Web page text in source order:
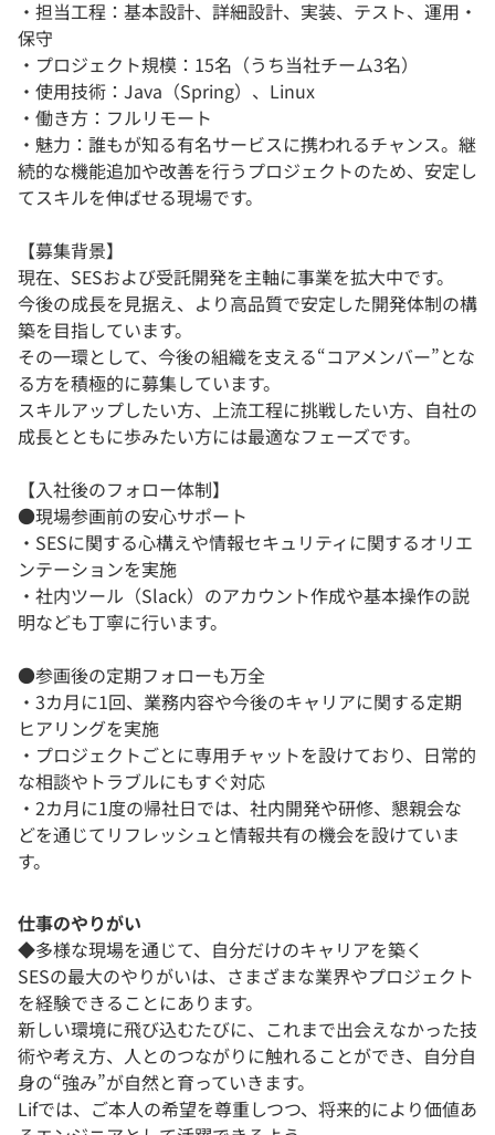
・担当工程：基本設計、詳細設計、実装、テスト、運用・
保守
・プロジェクト規模：15名（うち当社チーム3名）
・使用技術：Java（Spring）、Linux
・働き方：フルリモート
・魅力：誰もが知る有名サービスに携われるチャンス。継
続的な機能追加や改善を行うプロジェクトのため、安定し
てスキルを伸ばせる現場です。
【募集背景】
現在、SESおよび受託開発を主軸に事業を拡大中です。
今後の成長を見据え、より高品質で安定した開発体制の構
築を目指しています。
その一環として、今後の組織を支える“コアメンバー”とな
る方を積極的に募集しています。
スキルアップしたい方、上流工程に挑戦したい方、自社の
成長とともに歩みたい方には最適なフェーズです。
【入社後のフォロー体制】
●現場参画前の安心サポート
・SESに関する心構えや情報セキュリティに関するオリエ
ンテーションを実施
・社内ツール（Slack）のアカウント作成や基本操作の説
明なども丁寧に行います。
●参画後の定期フォローも万全
・3カ月に1回、業務内容や今後のキャリアに関する定期
ヒアリングを実施
・プロジェクトごとに専用チャットを設けており、日常的
な相談やトラブルにもすぐ対応
・2カ月に1度の帰社日では、社内開発や研修、懇親会な
どを通じてリフレッシュと情報共有の機会を設けていま
す。
仕事のやりがい
◆多様な現場を通じて、自分だけのキャリアを築く
SESの最大のやりがいは、さまざまな業界やプロジェクト
を経験できることにあります。
新しい環境に飛び込むたびに、これまで出会えなかった技
術や考え方、人とのつながりに触れることができ、自分自
身の“強み”が自然と育っていきます。
Lifでは、ご本人の希望を尊重しつつ、将来的により価値あ